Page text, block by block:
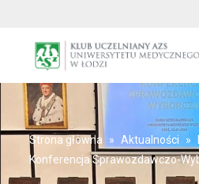
Strona główna » Aktualności »
Konferencja Sprawozdawczo-